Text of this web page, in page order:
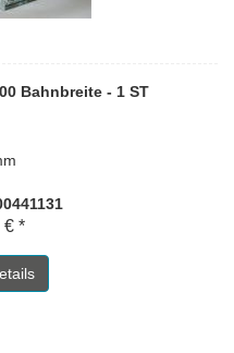
Bahnbreite - 1 ST
€ *